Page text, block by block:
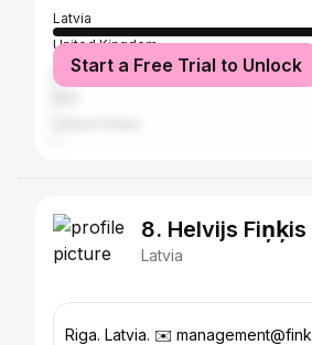
Latvia
United Kingdom
Lithuania
Start a Free Trial to Unlock
8. Helvijs Fiņķis
Latvia
Riga. Latvia. ✉️